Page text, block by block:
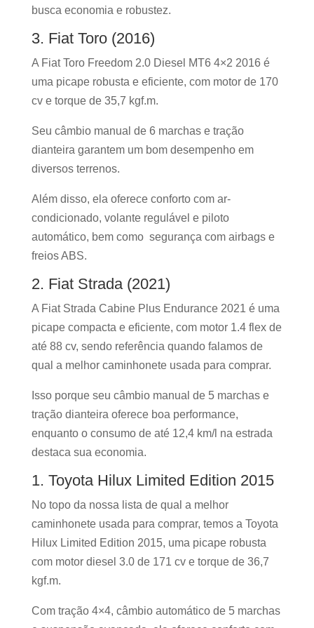
busca economia e robustez.
3. Fiat Toro (2016)
A Fiat Toro Freedom 2.0 Diesel MT6 4×2 2016 é
uma picape robusta e eficiente, com motor de 170
cv e torque de 35,7 kgf.m.
Seu câmbio manual de 6 marchas e tração
dianteira garantem um bom desempenho em
diversos terrenos.
Além disso, ela oferece conforto com ar-
condicionado, volante regulável e piloto
automático, bem como segurança com airbags e
freios ABS.
2. Fiat Strada (2021)
A Fiat Strada Cabine Plus Endurance 2021 é uma
picape compacta e eficiente, com motor 1.4 flex de
até 88 cv, sendo referência quando falamos de
qual a melhor caminhonete usada para comprar.
Isso porque seu câmbio manual de 5 marchas e
tração dianteira oferece boa performance,
enquanto o consumo de até 12,4 km/l na estrada
destaca sua economia.
1. Toyota Hilux Limited Edition 2015
No topo da nossa lista de qual a melhor
caminhonete usada para comprar, temos a Toyota
Hilux Limited Edition 2015, uma picape robusta
com motor diesel 3.0 de 171 cv e torque de 36,7
kgf.m.
Com tração 4×4, câmbio automático de 5 marchas